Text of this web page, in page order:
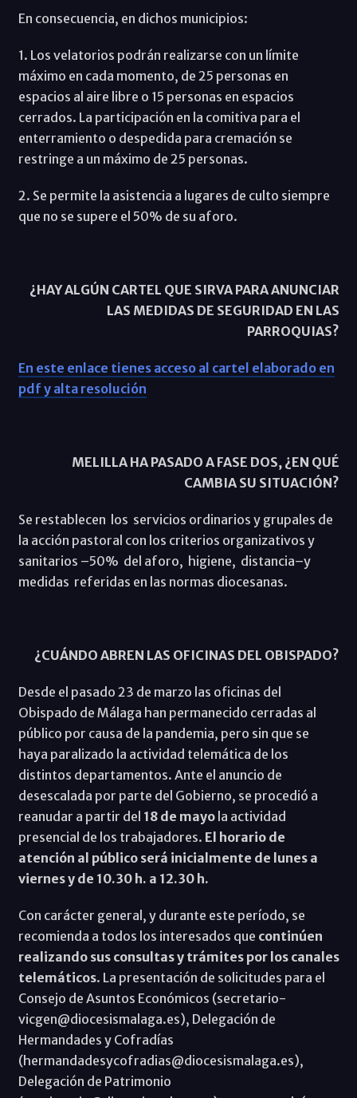
En consecuencia, en dichos municipios:
1. Los velatorios podrán realizarse con un límite
máximo en cada momento, de 25 personas en
espacios al aire libre o 15 personas en espacios
cerrados. La participación en la comitiva para el
enterramiento o despedida para cremación se
restringe a un máximo de 25 personas.
2. Se permite la asistencia a lugares de culto siempre
que no se supere el 50% de su aforo.
¿HAY ALGÚN CARTEL QUE SIRVA PARA ANUNCIAR
LAS MEDIDAS DE SEGURIDAD EN LAS
PARROQUIAS?
En este enlace tienes acceso al cartel elaborado en
pdf y alta resolución
MELILLA HA PASADO A FASE DOS, ¿EN QUÉ
CAMBIA SU SITUACIÓN?
Se restablecen los servicios ordinarios y grupales de
la acción pastoral con los criterios organizativos y
sanitarios –50% del aforo, higiene, distancia–y
medidas referidas en las normas diocesanas.
¿CUÁNDO ABREN LAS OFICINAS DEL OBISPADO?
Desde el pasado 23 de marzo las oficinas del
Obispado de Málaga han permanecido cerradas al
público por causa de la pandemia, pero sin que se
haya paralizado la actividad telemática de los
distintos departamentos. Ante el anuncio de
desescalada por parte del Gobierno, se procedió a
reanudar a partir del 18 de mayola actividad
presencial de los trabajadores. El horario de
atención al público será inicialmente de lunes a
viernes y de 10.30 h. a 12.30 h.
Con carácter general, y durante este período, se
recomienda a todos los interesados que continúen
realizando sus consultas y trámites por los canales
telemáticos. La presentación de solicitudes para el
Consejo de Asuntos Económicos (secretario-
vicgen@diocesismalaga.es), Delegación de
Hermandades y Cofradías
(hermandadesycofradias@diocesismalaga.es),
Delegación de Patrimonio